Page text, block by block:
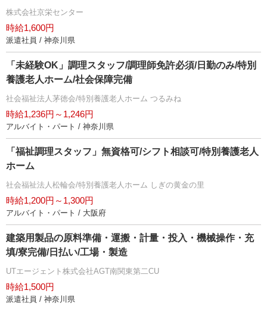
株式会社京栄センター
時給1,600円
派遣社員 / 神奈川県
「未経験OK」調理スタッフ/調理師免許必須/日勤のみ/特別
養護老人ホーム/社会保障完備
社会福祉法人茅徳会/特別養護老人ホーム つるみね
時給1,236円～1,246円
アルバイト・パート / 神奈川県
「福祉調理スタッフ」無資格可/シフト相談可/特別養護老人
ホーム
社会福祉法人松輪会/特別養護老人ホーム しぎの黄金の里
時給1,200円～1,300円
アルバイト・パート / 大阪府
建築用製品の原料準備・運搬・計量・投入・機械操作・充
填/寮完備/日払い/工場・製造
UTエージェント株式会社AGT南関東第二CU
時給1,500円
派遣社員 / 神奈川県